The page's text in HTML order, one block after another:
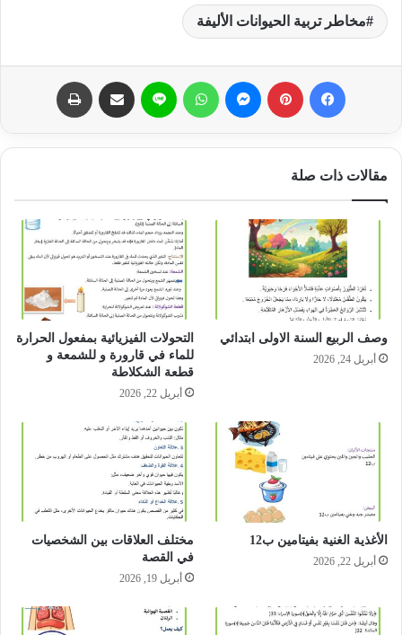
مخاطر تربية الحيوانات الأليفة
مقالات ذات صلة
وصف الربيع السنة الاولى ابتدائي
أبريل 24, 2026
التحولات الفيزيائية بمفعول الحرارة
للماء في قارورة و للشمعة و
قطعة الشكلاطة
أبريل 22, 2026
الأغذية الغنية بفيتامين ب12
أبريل 22, 2026
مختلف العلاقات بين الشخصيات
في القصة
أبريل 19, 2026